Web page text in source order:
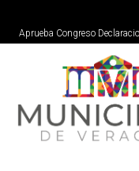
Aprueba Congreso